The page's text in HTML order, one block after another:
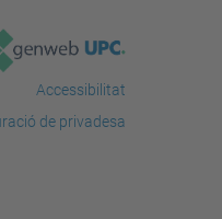
Accessibilitat
de privadesa